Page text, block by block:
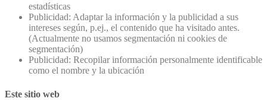
estadísticas
Publicidad: Adaptar la información y la publicidad a sus
intereses según, p.ej., el contenido que ha visitado antes.
(Actualmente no usamos segmentación ni cookies de
segmentación)
Publicidad: Recopilar información personalmente identificable
como el nombre y la ubicación
Este sitio web